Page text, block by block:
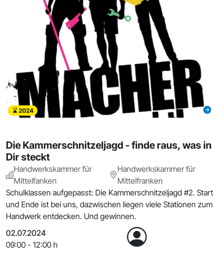
2024
Die Kammerschnitzeljagd - finde raus, was in
Dir steckt
Handwerkskammer für
Mittelfanken
Handwerkskammer für
Mittelfranken
Schulklassen aufgepasst: Die Kammerschnitzeljagd #2. Start
und Ende ist bei uns, dazwischen liegen viele Stationen zum
Handwerk entdecken. Und gewinnen.
02.07.2024
09:00 - 12:00 h